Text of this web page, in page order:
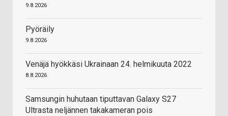
9.8.2026
Pyöräily
9.8.2026
Venäjä hyökkäsi Ukrainaan 24. helmikuuta 2022
8.8.2026
Samsungin huhutaan tiputtavan Galaxy S27
Ultrasta neljännen takakameran pois